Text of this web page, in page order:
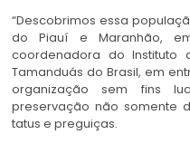
“Descobrimos essa
do Piauí e Maranhão,
coordenadora do Instituto
Tamanduás do Brasil, em
organização sem fins
preservação não somente
tatus e preguiças.